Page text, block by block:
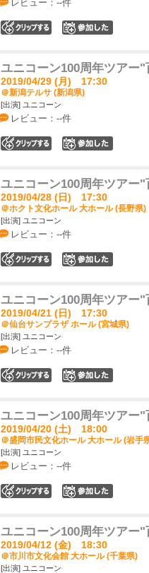
レビュー：--件
ユニコーン100周年ツアー
2019/04/29 (月) 17:30
＠新潟テルサ (新潟県)
[出演] ユニコーン
レビュー：--件
ユニコーン100周年ツアー
2019/04/28 (日) 17:30
＠ホクト文化ホール 大ホール (長野県)
[出演] ユニコーン
レビュー：--件
ユニコーン100周年ツアー
2019/04/21 (日) 17:30
＠仙台サンプラザ ホール (宮城県)
[出演] ユニコーン
レビュー：--件
ユニコーン100周年ツアー
2019/04/20 (土) 18:00
＠盛岡市民文化ホール 大ホール (岩手
[出演] ユニコーン
レビュー：--件
ユニコーン100周年ツアー
2019/04/12 (金) 18:30
＠市川市文化会館 大ホール (千葉県)
[出演] ユニコーン